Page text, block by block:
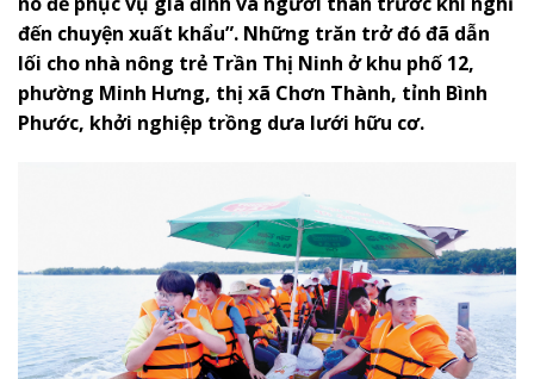
đến chuyện xuất khẩu”. Những trăn trở đó đã dẫn
lối cho nhà nông trẻ Trần Thị Ninh ở khu phố 12,
phường Minh Hưng, thị xã Chơn Thành, tỉnh Bình
Phước, khởi nghiệp trồng dưa lưới hữu cơ.